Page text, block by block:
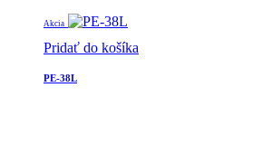
Akcia
Pridať do košíka
PE-38L